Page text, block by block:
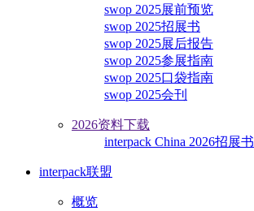
swop 2025展前预览
swop 2025招展书
swop 2025展后报告
swop 2025参展指南
swop 2025口袋指南
swop 2025会刊
2026资料下载
interpack China 2026招展书
interpack联盟
概览